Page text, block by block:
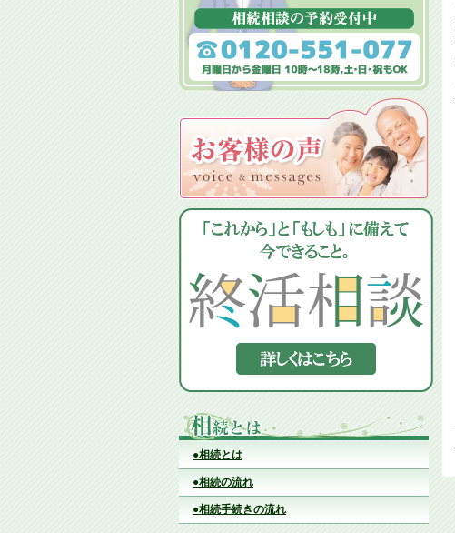
●相続とは
●相続の流れ
●相続手続きの流れ